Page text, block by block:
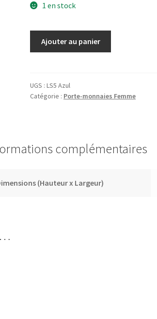
1 en stock
LS5
Bleu
Ajouter au panier
UGS :LS5 Azul
Catégorie : Porte-monnaies Femme
complémentaires
(Hauteur x Largeur)